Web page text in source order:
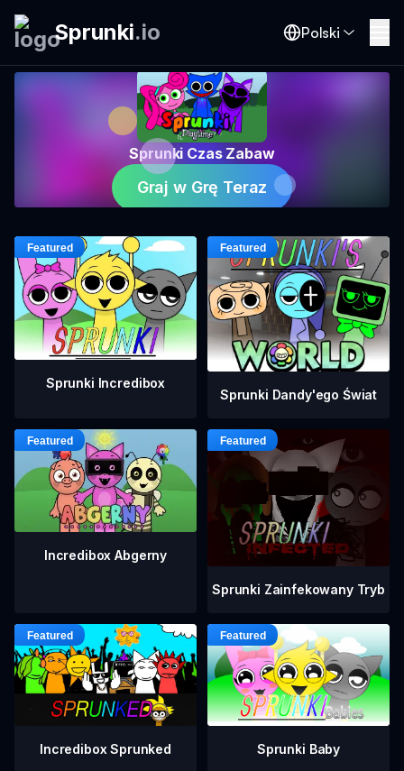
Sprunki.io Polski
Sprunki Czas Zabaw
Graj w Grę Teraz
Sprunki Incredibox
Sprunki Dandy'ego Świat
Incredibox Abgerny
Sprunki Zainfekowany Tryb
Incredibox Sprunked Sprunki Baby